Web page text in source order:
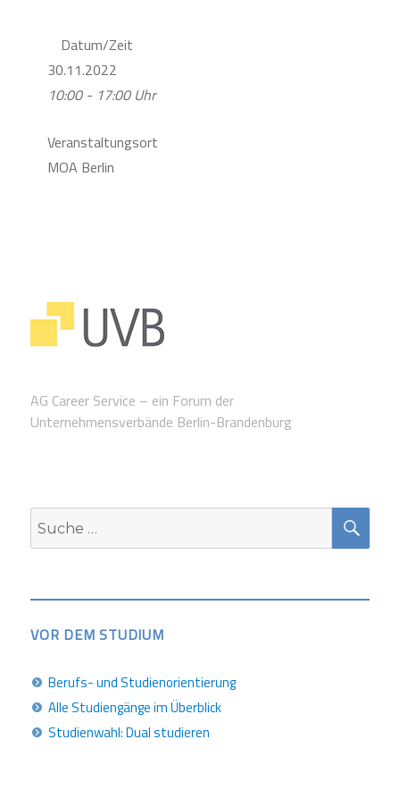
Datum/Zeit
30.11.2022
10:00 - 17:00 Uhr
Veranstaltungsort
MOA Berlin
AG Career Service – ein Forum der
Unternehmensverbände Berlin-Brandenburg
Suche
nach:
VOR DEM STUDIUM
Berufs- und Studienorientierung
Alle Studiengänge im Überblick
Studienwahl: Dual studieren